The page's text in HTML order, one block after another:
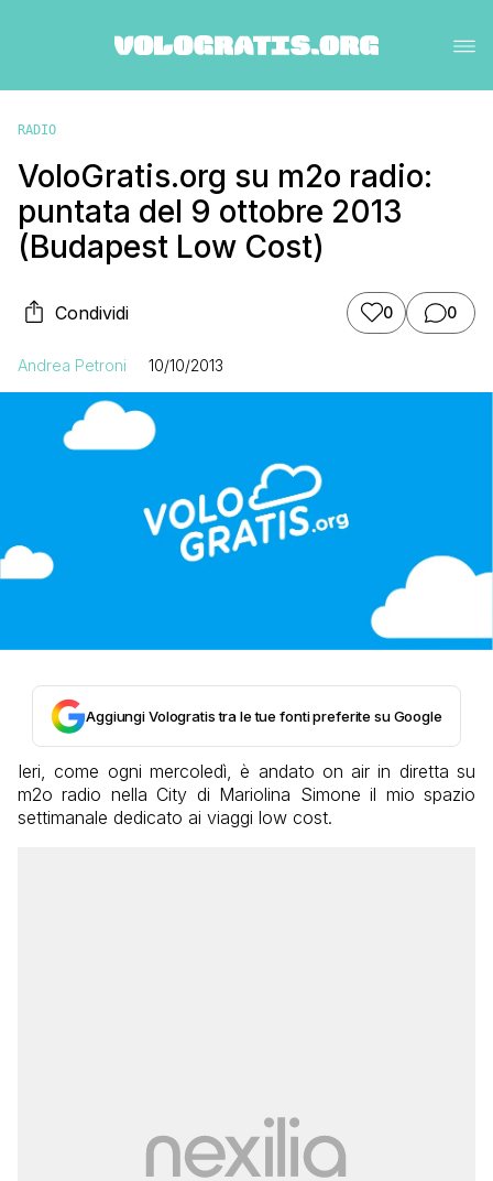
RADIO
VoloGratis.org su m2o radio:
puntata del 9 ottobre 2013
(Budapest Low Cost)
Condividi 0 0
Andrea Petroni 10/10/2013
Aggiungi Vologratis tra le tue fonti preferite su Google
Ieri, come ogni mercoledì, è andato on air in diretta su
m2o radio nella City di Mariolina Simone il mio spazio
settimanale dedicato ai viaggi low cost.